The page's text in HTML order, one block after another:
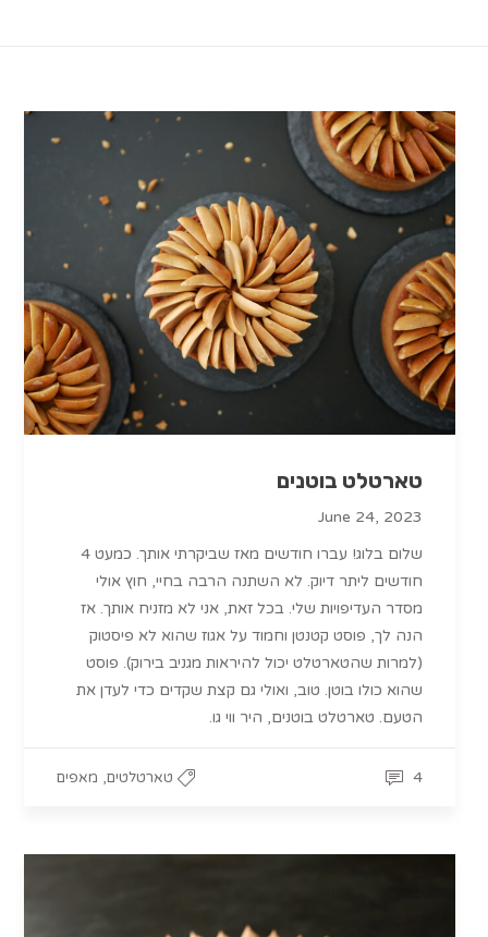
טארטלט בוטנים
June 24, 2023
שלום בלוג! עברו חודשים מאז שביקרתי אותך. כמעט 4
חודשים ליתר דיוק. לא השתנה הרבה בחיי, חוץ אולי
מסדר העדיפויות שלי. בכל זאת, אני לא מזניח אותך. אז
הנה לך, פוסט קטנטן וחמוד על אגוז שהוא לא פיסטוק
(למרות שהטארטלט יכול להיראות מגניב בירוק). פוסט
שהוא כולו בוטן. טוב, ואולי גם קצת שקדים כדי לעדן את
הטעם. טארטלט בוטנים, היר ווי גו.
טארטלטים, מאפים 4